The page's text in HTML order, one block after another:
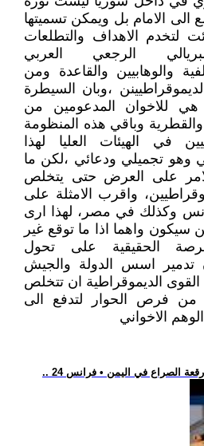
الى الامام بل ويمكن تسميتها
لتخدم الاهداف والتطلعات
الرجعي العربي
والوهابيين والقاعدة ومن
،وبان السيطرة
هي للاخوان المدعومين من
وباقي هذه المنظومة
في الهيئات العليا لهذا
وهو تجميلي ودعائي ،لكن ما
على العرض حتى يتخلص
واقرب الامثلة على
وكذلك في مصر، لهذا ارى
سيكون واهما اذا ما توقع غير
الحقيقية على تحول
اسس الدولة والجيش
الديموقراطية ان تتخلص
من فرص الحوار لتدفع الى
الاخواني